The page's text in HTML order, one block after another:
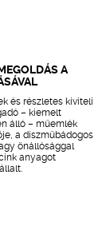
A
és részletes kiviteli
– kiemelt
álló – műemlék
a díszműbádogos
önállósággal
anyagot